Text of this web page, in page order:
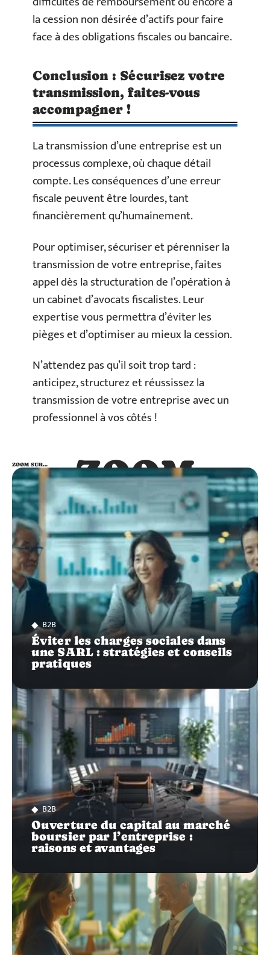
la cession non désirée d’actifs pour faire
face à des obligations fiscales ou bancaire.
Conclusion : Sécurisez votre
transmission, faites-vous
accompagner !
La transmission d’une entreprise est un
processus complexe, où chaque détail
compte. Les conséquences d’une erreur
fiscale peuvent être lourdes, tant
financièrement qu’humainement.
Pour optimiser, sécuriser et pérenniser la
transmission de votre entreprise, faites
appel dès la structuration de l’opération à
un cabinet d’avocats fiscalistes. Leur
expertise vous permettra d’éviter les
pièges et d’optimiser au mieux la cession.
N’attendez pas qu’il soit trop tard :
anticipez, structurez et réussissez la
transmission de votre entreprise avec un
professionnel à vos côtés !
ZOOM
SUR…
ZOOM SUR…
B2B
Éviter les charges sociales dans
une SARL : stratégies et conseils
pratiques
B2B
Ouverture du capital au marché
boursier par l’entreprise :
raisons et avantages